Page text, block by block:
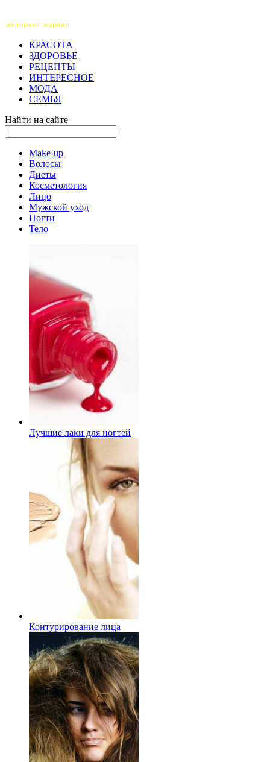
КРАСОТА
ЗДОРОВЬЕ
РЕЦЕПТЫ
ИНТЕРЕСНОЕ
МОДА
СЕМЬЯ
Найти на сайте
Make-up
Волосы
Диеты
Косметология
Лицо
Мужской уход
Ногти
Тело
Лучшие лаки для ногтей
Контурирование лица